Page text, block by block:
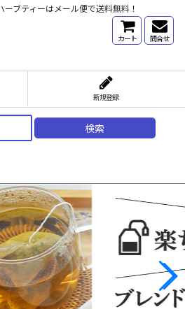
ブティーはメール便で送料無料！
カート 問合せ
新規登録
検索